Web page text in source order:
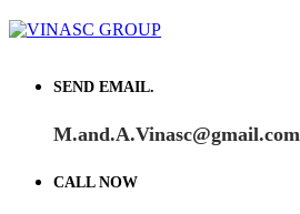
SEND EMAIL.
M.and.A.Vinasc@gmail.com
CALL NOW